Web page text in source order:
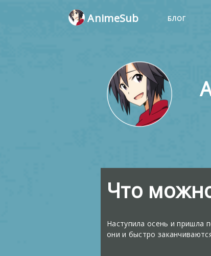
AnimeSub БЛОГ
Что
Наступила осень и пришла
они и быстро